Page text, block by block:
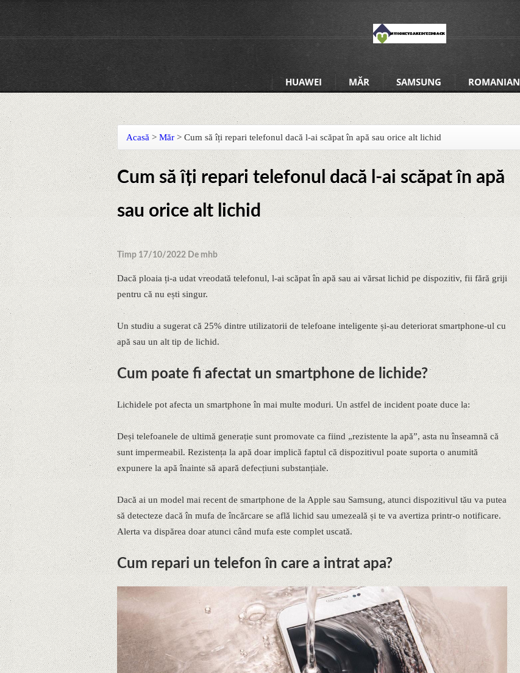
HUAWEI MĂR SAMSUNG ROMANIAN
Acasă > Măr > Cum să îți repari telefonul dacă l-ai scăpat în apă sau orice alt lichid
Cum să îți repari telefonul dacă l-ai scăpat în apă
sau orice alt lichid
Timp 17/10/2022 De mhb
Dacă ploaia ți-a udat vreodată telefonul, l-ai scăpat în apă sau ai vărsat lichid pe dispozitiv, fii fără griji
pentru că nu ești singur.
Un studiu a sugerat că 25% dintre utilizatorii de telefoane inteligente și-au deteriorat smartphone-ul cu
apă sau un alt tip de lichid.
Cum poate fi afectat un smartphone de lichide?
Lichidele pot afecta un smartphone în mai multe moduri. Un astfel de incident poate duce la:
Deși telefoanele de ultimă generație sunt promovate ca fiind „rezistente la apă”, asta nu înseamnă că
sunt impermeabil. Rezistența la apă doar implică faptul că dispozitivul poate suporta o anumită
expunere la apă înainte să apară defecțiuni substanțiale.
Dacă ai un model mai recent de smartphone de la Apple sau Samsung, atunci dispozitivul tău va putea
să detecteze dacă în mufa de încărcare se află lichid sau umezeală și te va avertiza printr-o notificare.
Alerta va dispărea doar atunci când mufa este complet uscată.
Cum repari un telefon în care a intrat apa?